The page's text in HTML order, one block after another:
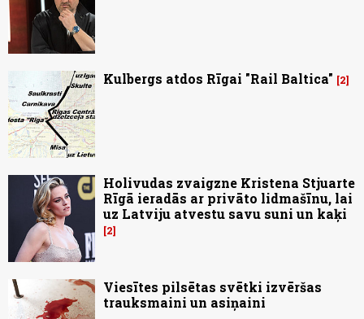
Kulbergs atdos Rīgai "Rail Baltica" 2
Holivudas zvaigzne Kristena Stjuarte
Rīgā ieradās ar privāto lidmašīnu, lai
uz Latviju atvestu savu suni un kaķi
2
Viesītes pilsētas svētki izvēršas
trauksmaini un asiņaini